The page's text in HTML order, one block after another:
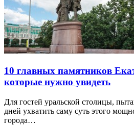
10 главных памятников
которые нужно увидеть
Для гостей уральской столицы,
дней ухватить саму суть этого
города…